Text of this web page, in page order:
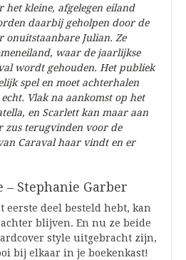
kleine, afgelegen eiland
daarbij geholpen door de
onuitstaanbare Julian. Ze
waar de jaarlijkse
wordt gehouden. Het publiek
spel en moet achterhalen
Vlak na aankomst op het
en Scarlett kan maar aan
zus terugvinden voor de
Caraval haar vindt en er
– Stephanie Garber
eerste deel besteld hebt, kan
blijven. En nu ze beide
style uitgebracht zijn,
bij elkaar in je boekenkast!